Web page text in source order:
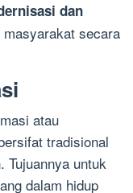
dan
masyarakat secara
atau
tradisional
Tujuannya untuk
dalam hidup